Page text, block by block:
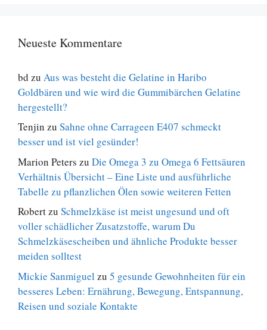
Neueste Kommentare
bd zu Aus was besteht die Gelatine in Haribo
Goldbären und wie wird die Gummibärchen Gelatine
hergestellt?
Tenjin zu Sahne ohne Carrageen E407 schmeckt
besser und ist viel gesünder!
Marion Peters zu Die Omega 3 zu Omega 6 Fettsäuren
Verhältnis Übersicht – Eine Liste und ausführliche
Tabelle zu pflanzlichen Ölen sowie weiteren Fetten
Robertzu Schmelzkäse ist meist ungesund und oft
voller schädlicher Zusatzstoffe, warum Du
Schmelzkäsescheiben und ähnliche Produkte besser
meiden solltest
Mickie Sanmiguel zu 5 gesunde Gewohnheiten für ein
besseres Leben: Ernährung, Bewegung, Entspannung,
Reisen und soziale Kontakte